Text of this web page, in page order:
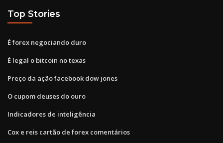
Top Stories
É forex negociando duro
É legal o bitcoin no texas
Preço da ação facebook dow jones
O cupom deuses do ouro
Indicadores de inteligência
Cox e reis cartão de forex comentários